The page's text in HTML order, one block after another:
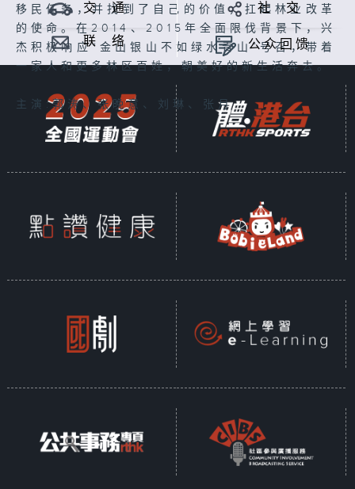
移民任务，并找到了自己的价值，扛起林业改革
的使命。在2014、2015年全面限伐背景下，兴
杰积极响应“金山银山不如绿水青山”号召，带着
一家人和更多林区百姓，朝美好的新生活奔去。
主演:郭涛、张晚意、刘琳、张月
交 通 社 交
联 络 公众回馈